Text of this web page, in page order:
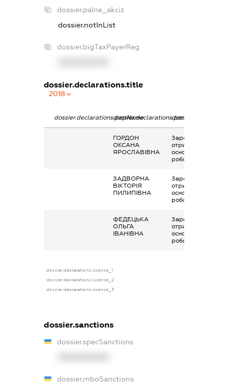
dossier.palne_akciz
dossier.notInList
dossier.bigTaxPayerReg
dossier.declarations.title
2018
dossier.declarations.pepNamedossier.declarations.personName
ГОРДОН
ОКСАНА
ЯРОСЛАВІВНА
Заробітна плата
отримана за
основним місцем
роботи
ЗАДВОРНА
ВІКТОРІЯ
ПИЛИПІВНА
Заробітна плата
отримана за
основним місцем
роботи
ФЕДЕЦЬКА
ОЛЬГА
ІВАНІВНА
Заробітна плата
отримана за
основним місцем
роботи
dossier.declarations.license_1
dossier.declarations.license_2
dossier.declarations.license_3
dossier.sanctions
dossier.specSanctions
dossier.rnboSanctions